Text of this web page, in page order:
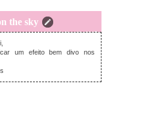
the sky
terça-feira, julho 18, 2017
um efeito bem divo nos